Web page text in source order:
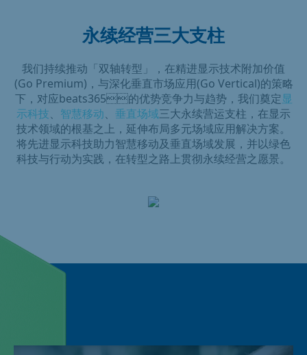
永续经营三大支柱
我们持续推动「双轴转型」，在精进显示技术附加价值
(Go Premium)，与深化垂直市场应用(Go Vertical)的策略
下，对应beats365的优势竞争力与趋势，我们奠定显
示科技、 智慧移动、 垂直场域三大永续营运支柱，在显示
技术领域的根基之上，延伸布局多元场域应用解决方案。
将先进显示科技助力智慧移动及垂直场域发展，并以绿色
科技与行动为实践，在转型之路上贯彻永续经营之愿景。